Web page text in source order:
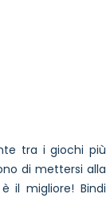
tra i giochi più
di mettersi alla
il migliore! Bindi